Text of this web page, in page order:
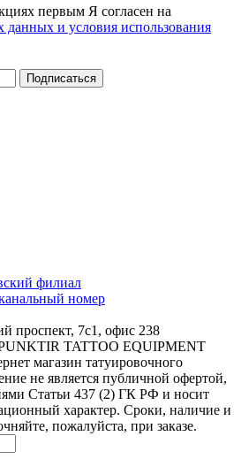
первым Я согласен на
данных и условия использования
филиал
номер
проспект, 7с1, офис 238
TATTOO EQUIPMENT
магазин татуировочного
не является публичной офертой,
Статьи 437 (2) ГК РФ и носит
характер. Сроки, наличие и
пожалуйста, при заказе.